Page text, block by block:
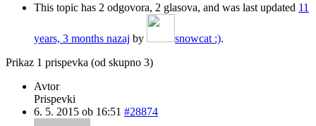
This topic has 2 odgovora, 2 glasova, and was last updated 11
years, 3 months nazaj by snowcat :).
Prikaz 1 prispevka (od skupno 3)
Avtor
Prispevki
6. 5. 2015 ob 16:51 #28874